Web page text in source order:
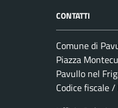
CONTATTI
Comune di
Piazza
Pavullo nel
Codice fiscale